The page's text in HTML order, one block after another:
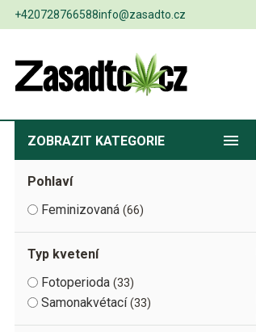
+420728766588info@zasadto.cz
ZOBRAZIT KATEGORIE
Pohlaví
Feminizovaná 66
Typ kvetení
Fotoperioda 33
Samonakvétací 33